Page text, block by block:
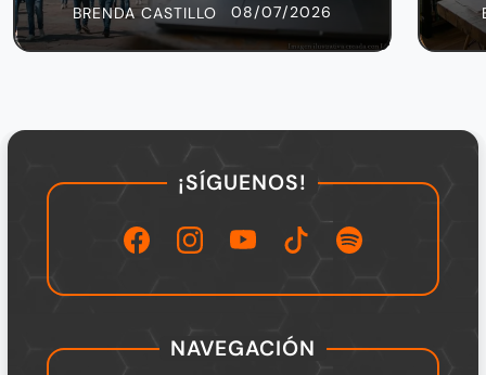
BRENDA CASTILLO 08/07/2026
¡SÍGUENOS!
NAVEGACIÓN